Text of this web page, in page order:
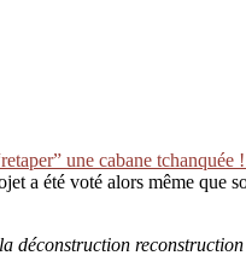
une cabane tchanquée
a été voté alors même que